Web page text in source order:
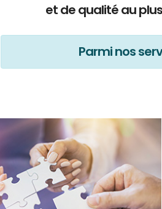
et de qualité au
Parmi nos